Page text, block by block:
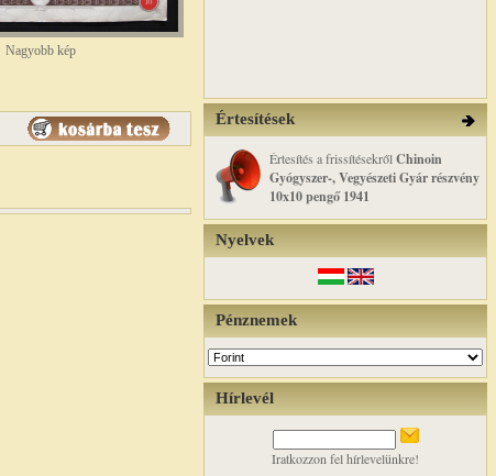
Nagyobb kép
Értesítések
Értesítés a frissítésekről Chinoin
Gyógyszer-, Vegyészeti Gyár részvény
10x10 pengő 1941
Nyelvek
Pénznemek
Hírlevél
Iratkozzon fel hírlevelünkre!